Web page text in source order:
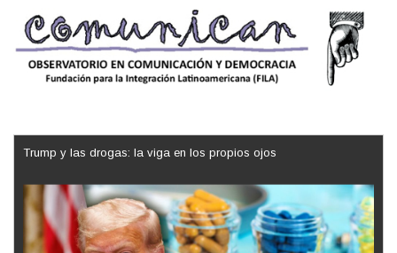
Trump y las drogas: la viga en los propios ojos